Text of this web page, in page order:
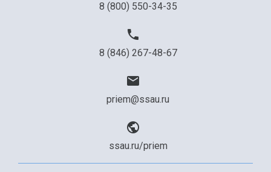
8 (800) 550-34-35
8 (846) 267-48-67
priem@ssau.ru
ssau.ru/priem